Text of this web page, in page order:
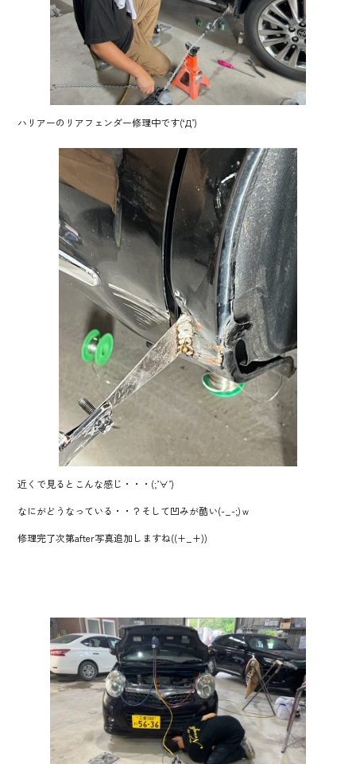
ハリアーのリアフェンダー修理中です(‘Д’)
近くで見るとこんな感じ・・・(;’∀’)
なにがどうなっている・・？そして凹みが酷い(-_-;)ｗ
修理完了次第after写真追加しますね((+_+))